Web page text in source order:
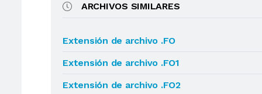
ARCHIVOS SIMILARES
Extensión de archivo .FO
Extensión de archivo .FO1
Extensión de archivo .FO2